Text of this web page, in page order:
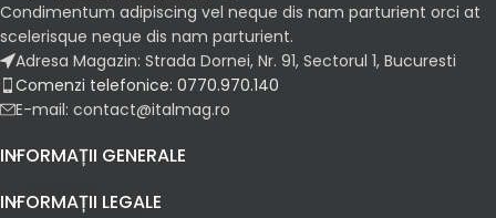
Condimentum adipiscing vel neque dis nam parturient orci at
scelerisque neque dis nam parturient.
Adresa Magazin: Strada Dornei, Nr. 91, Sectorul 1, Bucuresti
Comenzi telefonice: 0770.970.140
E-mail: contact@italmag.ro
INFORMAȚII GENERALE
INFORMAȚII LEGALE